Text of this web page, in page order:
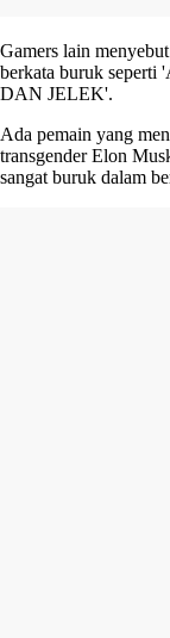
Gamers lain
berkata buruk
DAN JELEK'.
Ada pemain yang
transgender Elon
sangat buruk dalam